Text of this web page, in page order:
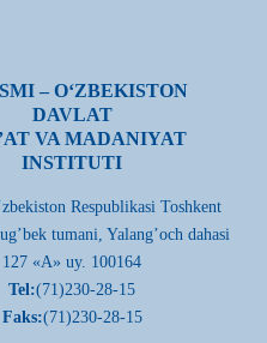
– О‘ZBEKISTON
DAVLAT
VA MADANIYAT
INSTITUTI
Respublikasi Toshkent
tumani, Yalang’och dahasi
127 «A» uy. 100164
Tel:(71)230-28-15
Faks:(71)230-28-15